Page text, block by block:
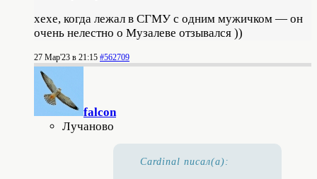
хехе, когда лежал в СГМУ с одним мужичком — он
очень нелестно о Музалеве отзывался ))
27 Мар'23 в 21:15 #562709
falcon
Лучаново
Cardinal писал(а):